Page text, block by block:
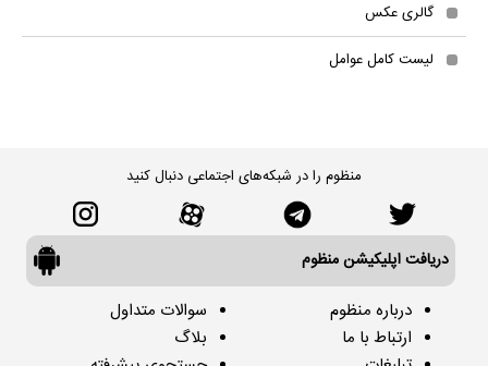
گالری عکس
لیست کامل عوامل
منظوم را در شبکه‌های اجتماعی دنبال کنید
دریافت اپلیکیشن منظوم
درباره منظوم
ارتباط با ما
سوالات متداول
بلاگ